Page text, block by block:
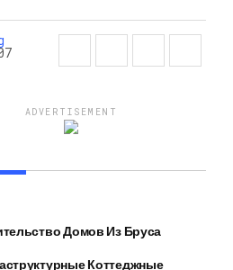
ADVERTISEMENT
Домов Из Бруса
Коттеджные